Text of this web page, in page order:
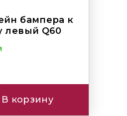
бампера к
левый Q60
В корзину